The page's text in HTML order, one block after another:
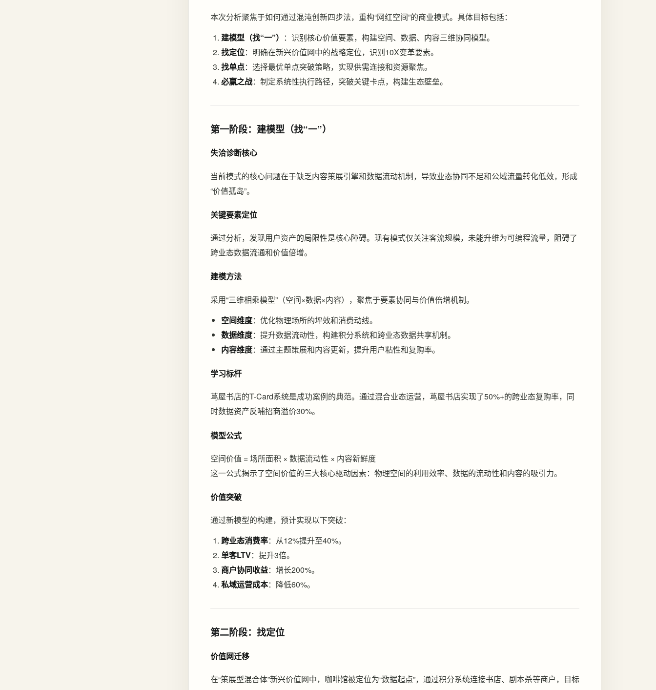
本次分析聚焦于如何通过混沌创新四步法，重构“网红空间”的商业模式。具体目标包括：
建模型（找“一”） ：识别核心价值要素，构建空间、数据、内容三维协同模型。
找定位：明确在新兴价值网中的战略定位，识别10X变革要素。
找单点：选择最优单点突破策略，实现供需连接和资源聚焦。
必赢之战：制定系统性执行路径，突破关键卡点，构建生态壁垒。
第一阶段：建模型（找“一”）
失洽诊断核心
当前模式的核心问题在于缺乏内容策展引擎和数据流动机制，导致业态协同不足和公域流量转化低效，形成
“价值孤岛”。
关键要素定位
通过分析，发现用户资产的局限性是核心障碍。现有模式仅关注客流规模，未能升维为可编程流量，阻碍了
跨业态数据流通和价值倍增。
建模方法
采用“三维相乘模型”（空间×数据×内容），聚焦于要素协同与价值倍增机制。
空间维度：优化物理场所的坪效和消费动线。
数据维度：提升数据流动性，构建积分系统和跨业态数据共享机制。
内容维度：通过主题策展和内容更新，提升用户粘性和复购率。
学习标杆
茑屋书店的T-Card系统是成功案例的典范。通过混合业态运营，茑屋书店实现了50%+的跨业态复购率，同
时数据资产反哺招商溢价30%。
模型公式
空间价值 = 场所面积 × 数据流动性 × 内容新鲜度
这一公式揭示了空间价值的三大核心驱动因素：物理空间的利用效率、数据的流动性和内容的吸引力。
价值突破
通过新模型的构建，预计实现以下突破：
跨业态消费率：从12%提升至40%。
单客LTV：提升3倍。
商户协同收益：增长200%。
私域运营成本：降低60%。
第二阶段：找定位
价值网迁移
在“策展型混合体”新兴价值网中，咖啡馆被定位为“数据起点”，通过积分系统连接书店、剧本杀等商户，目标